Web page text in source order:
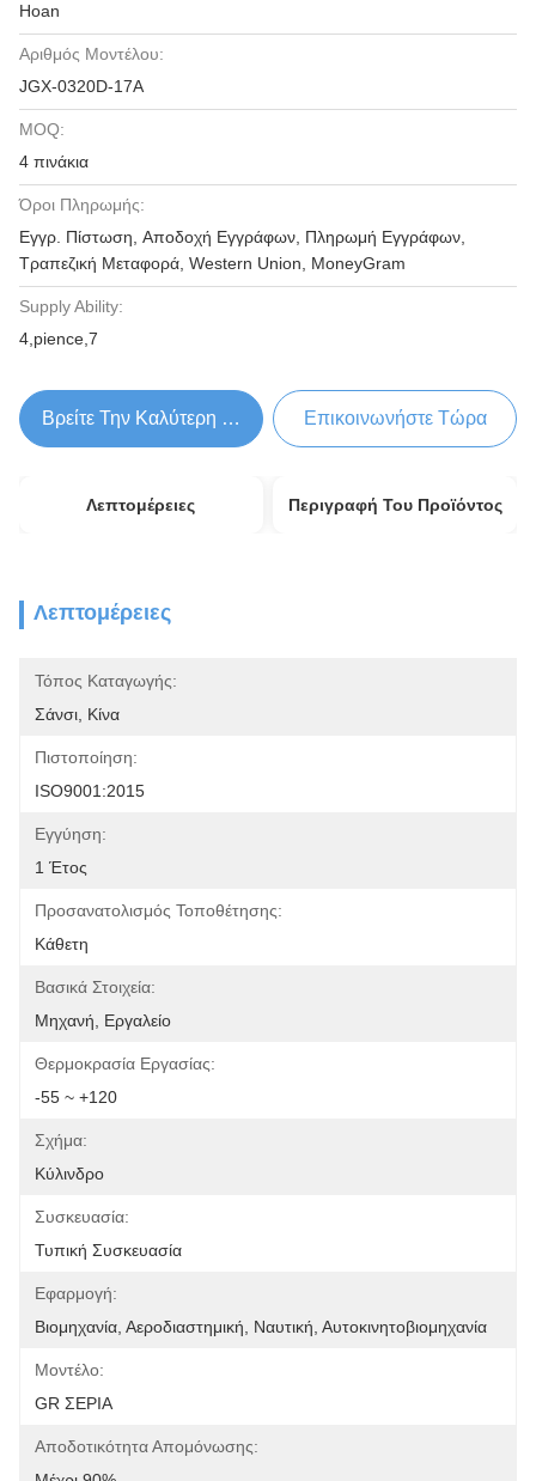
Hoan
Αριθμός Μοντέλου:
JGX-0320D-17A
MOQ:
4 πινάκια
Όροι Πληρωμής:
Εγγρ. Πίστωση, Αποδοχή Εγγράφων, Πληρωμή Εγγράφων,
Τραπεζική Μεταφορά, Western Union, MoneyGram
Supply Ability:
4,pience,7
Βρείτε Την Καλύτερη Τιμή Επικοινωνήστε Τώρα
Λεπτομέρειες Περιγραφή Του Προϊόντος
Λεπτομέρειες
Τόπος Καταγωγής:
Σάνσι, Κίνα
Πιστοποίηση:
ISO9001:2015
Εγγύηση:
1 Έτος
Προσανατολισμός Τοποθέτησης:
Κάθετη
Βασικά Στοιχεία:
Μηχανή, Εργαλείο
Θερμοκρασία Εργασίας:
-55 ~ +120
Σχήμα:
Κύλινδρο
Συσκευασία:
Τυπική Συσκευασία
Εφαρμογή:
Βιομηχανία, Αεροδιαστημική, Ναυτική, Αυτοκινητοβιομηχανία
Μοντέλο:
GR ΣΕΡΙΑ
Αποδοτικότητα Απομόνωσης: